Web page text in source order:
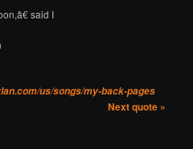
said I
us/songs/my-back-pages
Next quote »